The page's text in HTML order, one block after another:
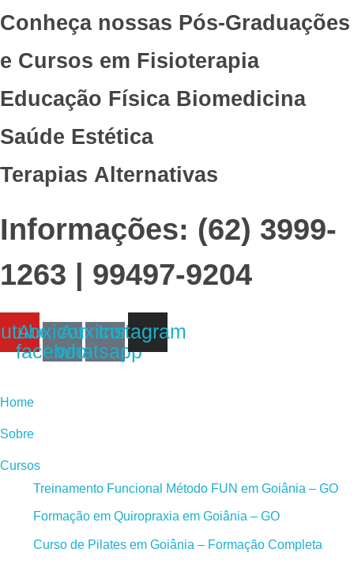
Conheça nossas Pós-Graduações
e Cursos em Fisioterapia
Educação Física Biomedicina
Saúde Estética
Terapias Alternativas
Informações: (62) 3999-
1263 | 99497-9204
Auxicon-
facebook
Auxicon-
whatsapp
Instagram
Home
Sobre
Cursos
Treinamento Funcional Método FUN em Goiânia – GO
Formação em Quiropraxia em Goiânia – GO
Curso de Pilates em Goiânia – Formação Completa